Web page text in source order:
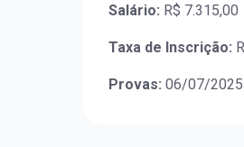
Salário: R$ 7.315,00
Taxa de Inscrição:
Provas: 06/07/2025